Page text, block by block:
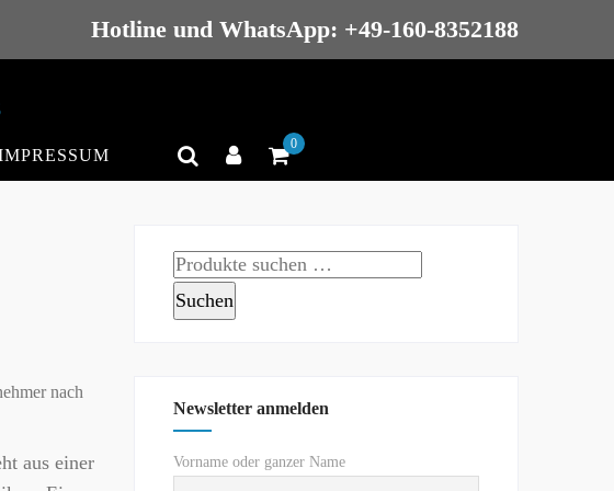
Hotline und WhatsApp: +49-160-8352188
0
nach
aus einer
Suchen
nach:
Suchen
Newsletter anmelden
Vorname oder ganzer Name